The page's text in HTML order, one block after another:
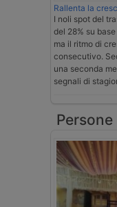
Rallenta la
I noli spot del
del 28% su
ma il ritmo di
consecutivo.
una seconda
segnali di
Persone